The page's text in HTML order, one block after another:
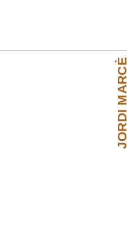
JORDI MARCÈ